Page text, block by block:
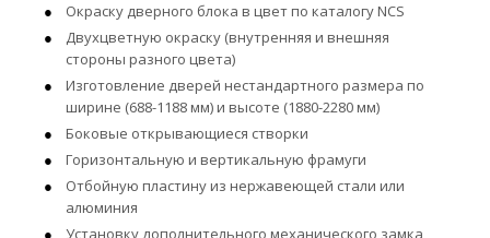
Окраску дверного блока в цвет по каталогу NCS
Двухцветную окраску (внутренняя и внешняя
стороны разного цвета)
Изготовление дверей нестандартного размера по
ширине (688-1188 мм) и высоте (1880-2280 мм)
Боковые открывающиеся створки
Горизонтальную и вертикальную фрамуги
Отбойную пластину из нержавеющей стали или
алюминия
Установку дополнительного механического замка